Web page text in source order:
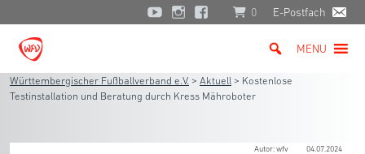
0 E-Postfach
MENU
Württembergischer Fußballverband e.V. > Aktuell > Kostenlose
Testinstallation und Beratung durch Kress Mähroboter
Autor: wfv 04.07.2024